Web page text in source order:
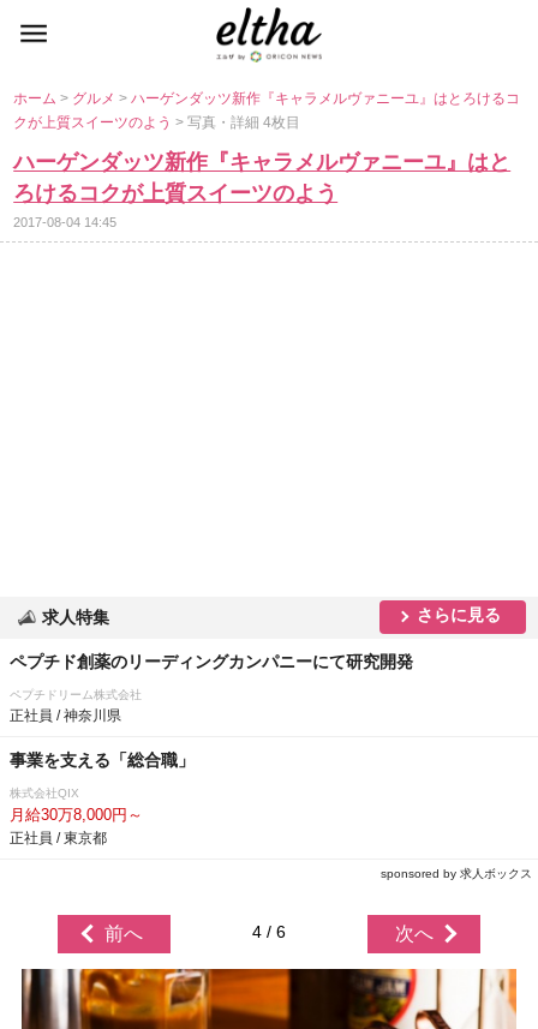
ホーム> グルメ>ハーゲンダッツ新作『キャラメルヴァニーユ』はとろけるコ
クが上質スイーツのよう> 写真・詳細 4枚目
ハーゲンダッツ新作『キャラメルヴァニーユ』はと
ろけるコクが上質スイーツのよう
2017-08-04 14:45
求人特集 さらに見る
ペプチド創薬のリーディングカンパニーにて研究開発
ペプチドリーム株式会社
正社員 / 神奈川県
事業を支える「総合職」
株式会社QIX
月給30万8,000円～
正社員 / 東京都
sponsored by 求人ボックス
前へ 4 / 6 次へ